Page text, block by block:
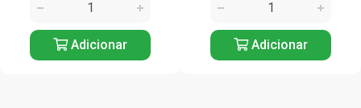
Adicionar Adicionar